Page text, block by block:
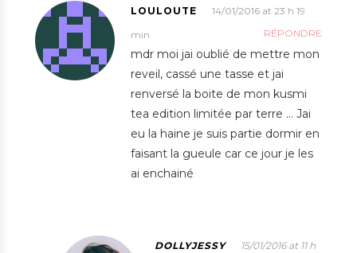
LOULOUTE
14/01/2016 at 23 h 19
min
RÉPONDRE
mdr moi jai oublié de mettre mon
reveil, cassé une tasse et jai
renversé la boite de mon kusmi
tea edition limitée par terre … Jai
eu la haine je suis partie dormir en
faisant la gueule car ce jour je les
ai enchainé
DOLLYJESSY
15/01/2016 at 11 h